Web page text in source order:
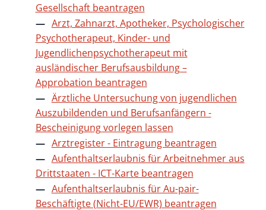
Gesellschaft beantragen
Arzt, Zahnarzt, Apotheker, Psychologischer
Psychotherapeut, Kinder- und
Jugendlichenpsychotherapeut mit
ausländischer Berufsausbildung –
Approbation beantragen
Ärztliche Untersuchung von jugendlichen
Auszubildenden und Berufsanfängern -
Bescheinigung vorlegen lassen
Arztregister - Eintragung beantragen
Aufenthaltserlaubnis für Arbeitnehmer aus
Drittstaaten - ICT-Karte beantragen
Aufenthaltserlaubnis für Au-pair-
Beschäftigte (Nicht-EU/EWR) beantragen